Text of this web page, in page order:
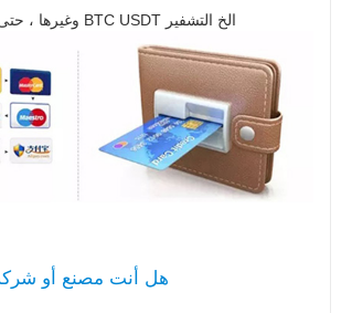
نحن نقبل TT ، LC وغيرها ، حتى BTC USDT الخ التشفير
هل أنت مصنع أو